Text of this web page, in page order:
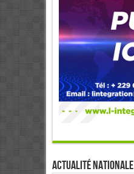
Actualité Nationale